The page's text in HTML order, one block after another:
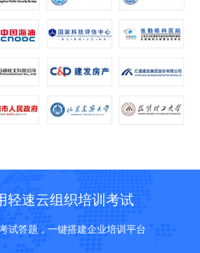
轻速云组织培训考试
试答题，一键搭建企业培训平台